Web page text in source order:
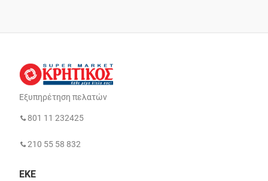
Εξυπηρέτηση πελατών
801 11 232425
210 55 58 832
ΕΚΕ